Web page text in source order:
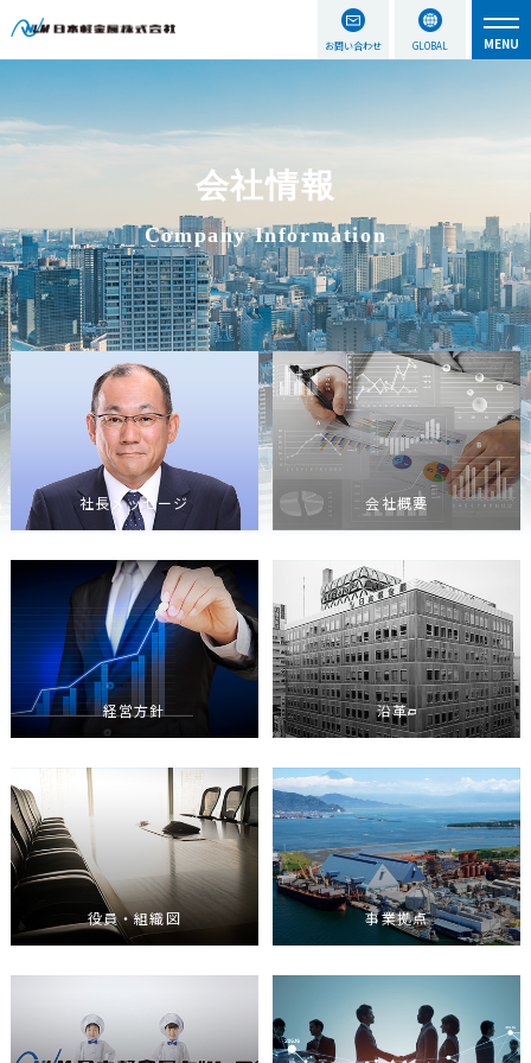
お問い合わせ GLOBAL
会社情報
Company Information
社長メッセージ 会社概要
経営方針 沿革
役員・組織図 事業拠点